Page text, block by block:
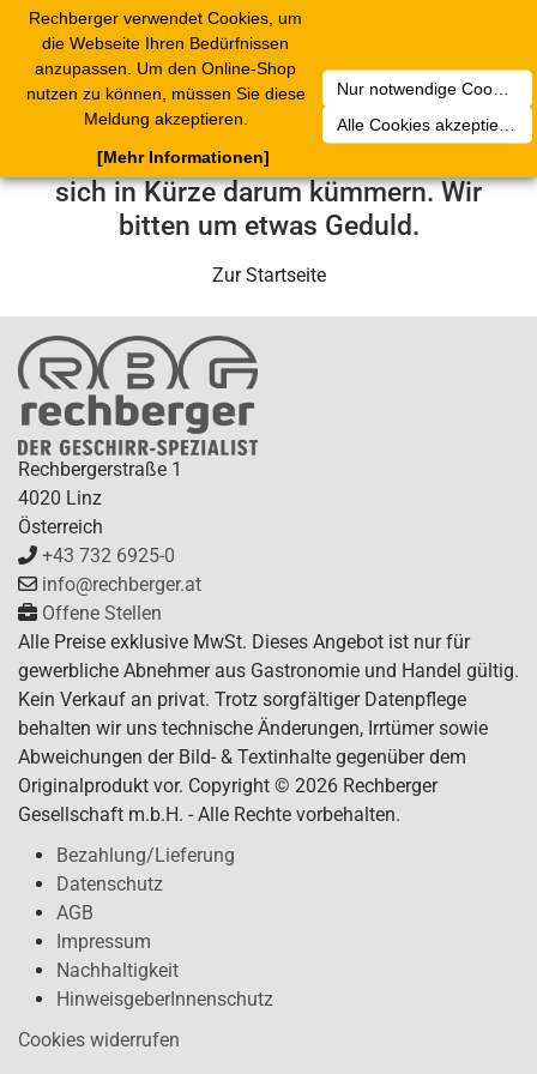
Rechberger verwendet Cookies, um
die Webseite Ihren Bedürfnissen
anzupassen. Um den Online-Shop
nutzen zu können, müssen Sie diese
Meldung akzeptieren.
Nur notwendige Cookies akzeptieren
Alle Cookies akzeptieren
[Mehr Informationen]
Leider ist ein technischer Fehler
aufgetreten. Unser Service-Team wird
sich in Kürze darum kümmern. Wir
bitten um etwas Geduld.
Zur Startseite
Rechbergerstraße 1
4020 Linz
Österreich
+43 732 6925-0
info@rechberger.at
Offene Stellen
Alle Preise exklusive MwSt. Dieses Angebot ist nur für
gewerbliche Abnehmer aus Gastronomie und Handel gültig.
Kein Verkauf an privat. Trotz sorgfältiger Datenpflege
behalten wir uns technische Änderungen, Irrtümer sowie
Abweichungen der Bild- & Textinhalte gegenüber dem
Originalprodukt vor. Copyright © 2026 Rechberger
Gesellschaft m.b.H. - Alle Rechte vorbehalten.
Bezahlung/Lieferung
Datenschutz
AGB
Impressum
Nachhaltigkeit
HinweisgeberInnenschutz
Cookies widerrufen